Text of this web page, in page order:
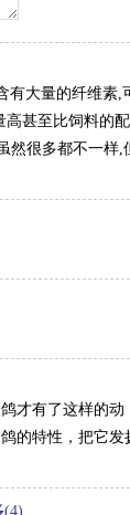
有大量的纤维素,
高甚至比饲料的
然很多都不一样,
才有了这样的动
的特性，把它发
(4)